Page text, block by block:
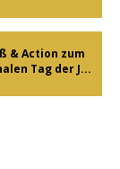
& Action zum
Tag der J...